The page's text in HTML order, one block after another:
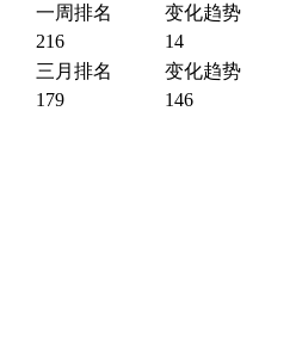
一周排名
变化趋势
216
14
三月排名
变化趋势
179 146